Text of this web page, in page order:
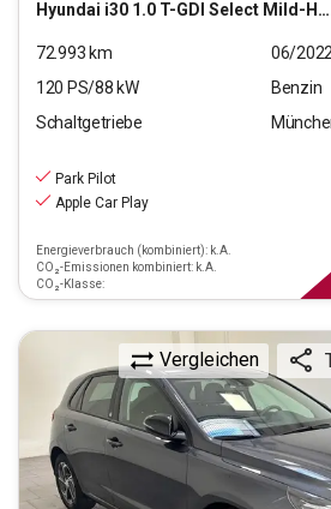
Hyundai i30 1.0 T-GDI Select Mild-Hybrid
72.993km
06/2022
120 PS/88kW
Benzin
Schaltgetriebe
Park Pilot
Apple Car Play
Energieverbrauch (kombiniert): k.A.
CO₂-Emissionen kombiniert: k.A.
CO₂-Klasse:
Vergleichen